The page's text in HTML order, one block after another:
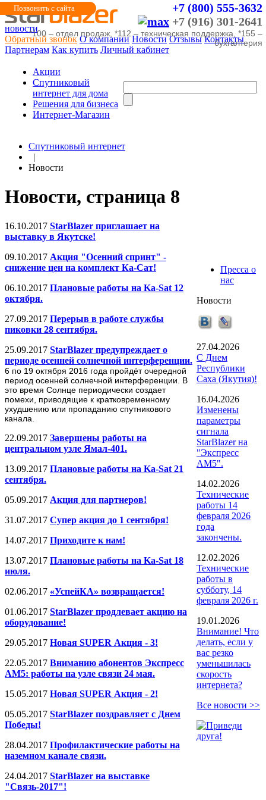
+7 (800) 555-3632
+7 (916) 301-2641
Позвонить с сайта
*100 – отдел продаж, *112 – техническая поддержка, *155 –
бухгалтерия
новости
Обратный звонок О компании Новости Отзывы Контакты
Партнерам Как купить Личный кабинет
Акции
Cпутниковый
интернет для дома
Решения для бизнеса
Интернет-Магазин
Спутниковый интернет
|
Новости
Новости, страница 8
16.10.2017 StarBlazer приглашает на
выставку в Якутске!
09.10.2017 Акция "Осенний спринт" -
снижение цен на комплект Ка-Сат!
06.10.2017 Плановые работы на Ka-Sat 12
октября.
27.09.2017 Перерыв в работе службы
пиковки 28 сентября.
25.09.2017 StarBlazer предупреждает о
периоде осенней солнечной интерференции.
6 по 19 октября 2016 года пройдёт очередной
период осенней солнечной интерференции. В
это время Солнце периодически создает
помехи, приводящие к кратковременному
ухудшению или пропаданию спутникового
канала.
22.09.2017 Завершены работы на
центральном узле Ямал-401.
13.09.2017 Плановые работы на Ka-Sat 21
сентября.
05.09.2017 Акция для партнеров!
31.07.2017 Супер акция до 1 сентября!
14.07.2017 Приходите к нам!
13.07.2017 Плановые работы на Ka-Sat 18
июля.
02.06.2017 «УспейКА» возвращается!
01.06.2017 StarBlazer продлевает акцию на
оборудование!
29.05.2017 Новая SUPER Акция - 3!
22.05.2017 Вниманию абонентов Экспресс
АМ5: работы на узле связи 24 мая.
15.05.2017 Новая SUPER Акция - 2!
05.05.2017 StarBlazer поздравляет с Днем
Победы!
28.04.2017 Профилактические работы на
наземном канале связи.
24.04.2017 StarBlazer на выставке
"Связь-2017"!
Пресса о
нас
Новости
27.04.2026
С Днем
Республики
Саха (Якутия)!
16.04.2026
Изменены
параметры
сигнала
StarBlazer на
"Экспресс
АМ5".
14.02.2026
Технические
работы 14
февраля 2026
года
закончены.
12.02.2026
Технические
работы в
субботу, 14
февраля 2026 г.
19.01.2026
Внимание! Что
делать, если у
вас резко
уменьшилась
скорость
интернета?
Все новости >>